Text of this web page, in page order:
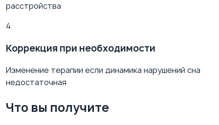
расстройства
4
Коррекция при необходимости
Изменение терапии если динамика нарушений сна
недостаточная
Что вы получите